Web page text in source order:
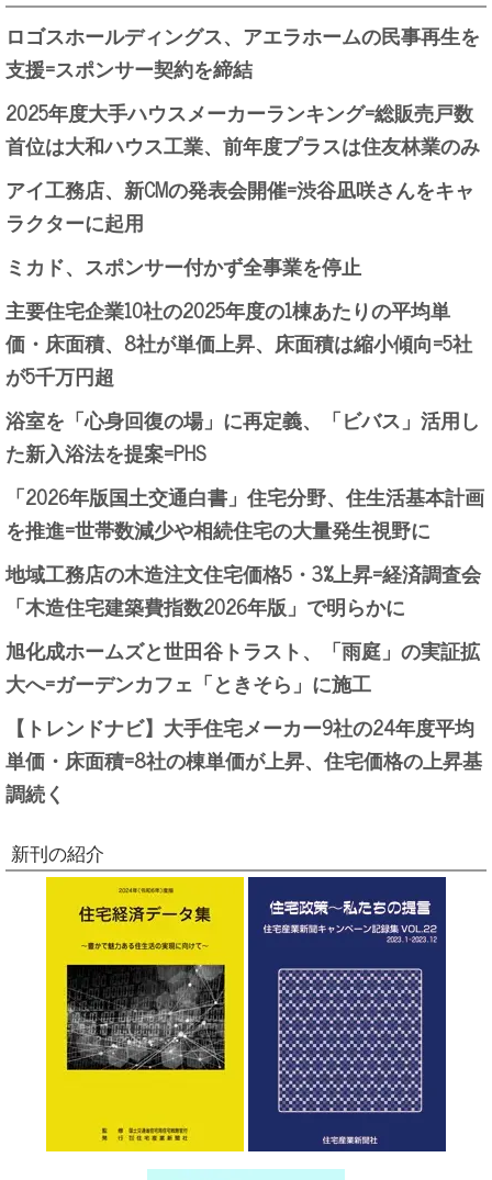
ロゴスホールディングス、アエラホームの民事再生を
支援=スポンサー契約を締結
2025年度大手ハウスメーカーランキング=総販売戸数
首位は大和ハウス工業、前年度プラスは住友林業のみ
アイ工務店、新CMの発表会開催=渋谷凪咲さんをキャ
ラクターに起用
ミカド、スポンサー付かず全事業を停止
主要住宅企業10社の2025年度の1棟あたりの平均単
価・床面積、8社が単価上昇、床面積は縮小傾向=5社
が5千万円超
浴室を「心身回復の場」に再定義、「ビバス」活用し
た新入浴法を提案=PHS
「2026年版国土交通白書」住宅分野、住生活基本計画
を推進=世帯数減少や相続住宅の大量発生視野に
地域工務店の木造注文住宅価格5・3%上昇=経済調査会
「木造住宅建築費指数2026年版」で明らかに
旭化成ホームズと世田谷トラスト、「雨庭」の実証拡
大へ=ガーデンカフェ「ときそら」に施工
【トレンドナビ】大手住宅メーカー9社の24年度平均
単価・床面積=8社の棟単価が上昇、住宅価格の上昇基
調続く
新刊の紹介